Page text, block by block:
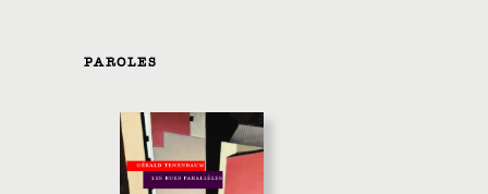
PAROLES